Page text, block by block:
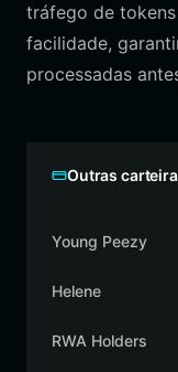
tráfego de
facilidade,
processadas
Outras
Young Peezy
Helene
RWA Holders